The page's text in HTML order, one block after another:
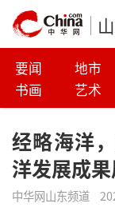
要闻 地市
书画
艺术
经略海洋
洋发展成
中华网山东频道